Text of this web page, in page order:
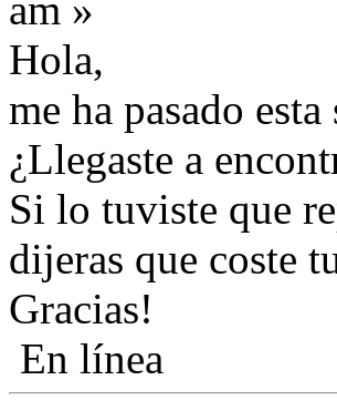
am »
Hola,
me ha pasado
¿Llegaste a
Si lo tuviste que
dijeras que coste
Gracias!
En línea